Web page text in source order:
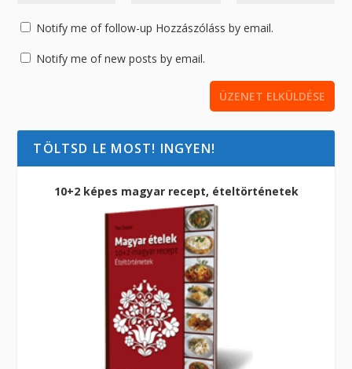
Notify me of follow-up Hozzászóláss by email.
Notify me of new posts by email.
TÖLTSD LE MOST! INGYEN!
10+2 képes magyar recept, ételtörténetek